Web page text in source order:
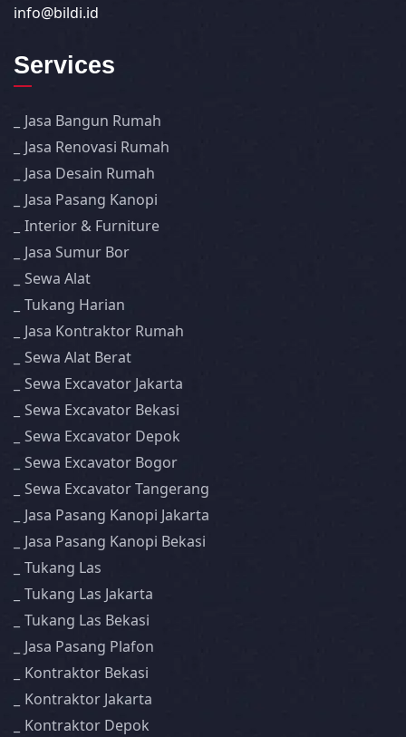
info@bildi.id
Services
Jasa Bangun Rumah
Jasa Renovasi Rumah
Jasa Desain Rumah
Jasa Pasang Kanopi
Interior & Furniture
Jasa Sumur Bor
Sewa Alat
Tukang Harian
Jasa Kontraktor Rumah
Sewa Alat Berat
Sewa Excavator Jakarta
Sewa Excavator Bekasi
Sewa Excavator Depok
Sewa Excavator Bogor
Sewa Excavator Tangerang
Jasa Pasang Kanopi Jakarta
Jasa Pasang Kanopi Bekasi
Tukang Las
Tukang Las Jakarta
Tukang Las Bekasi
Jasa Pasang Plafon
Kontraktor Bekasi
Kontraktor Jakarta
Kontraktor Depok